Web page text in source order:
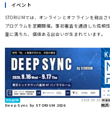
イベント
STORIUMでは、オンラインとオフラインを融合
プログラムを定期開催。事前審査を通過した信頼
量に満ちた、価値ある出会いが生まれています。
参加受付中 2026.09.16
Deep Sync by STORIUM 2026
開催
関西